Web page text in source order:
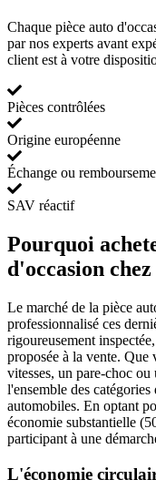
Chaque pièce auto
par nos experts avant
client est à votre
Pièces contrôlées
Origine européenne
Échange ou
SAV réactif
Pourquoi
d'occasion
Le marché de la pièce
professionnalisé ces
rigoureusement
proposée à la vente. Que
vitesses, un pare-choc
l'ensemble des
automobiles. En optant
économie substantielle
participant à une
L'économie